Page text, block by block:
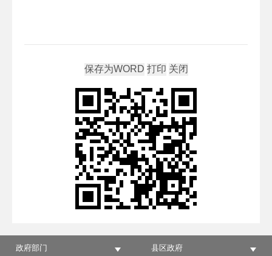
政府部门 县区政府